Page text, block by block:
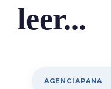
leer...
AGENCIAPANA